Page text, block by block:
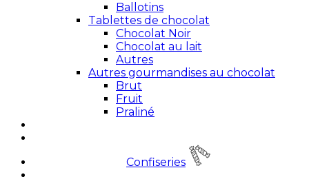
Ballotins
Tablettes de chocolat
Chocolat Noir
Chocolat au lait
Autres
Autres gourmandises au chocolat
Brut
Fruit
Praliné
Confiseries